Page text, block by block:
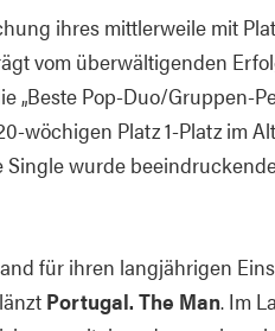
ihres mittlerweile mit
vom überwältigenden
„Beste Pop-Duo/Gruppen-
wöchigen Platz 1-Platz im
wurde
für ihren langjährigen
Portugal. The Man. Im